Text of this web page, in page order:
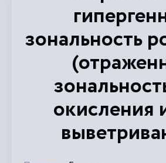
зональность
окисления